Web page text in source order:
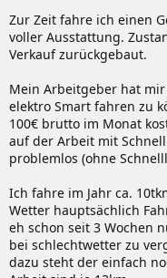
Zur Zeit fahre ich einen
voller Ausstattung.
Verkauf zurückgebaut.
Mein Arbeitgeber hat
elektro Smart fahren zu
100€ brutto im Monat
auf der Arbeit mit
problemlos (ohne
Ich fahre im Jahr ca.
Wetter hauptsächlich
eh schon seit 3 Wochen
bei schlechtwetter zu
dazu steht der einfach